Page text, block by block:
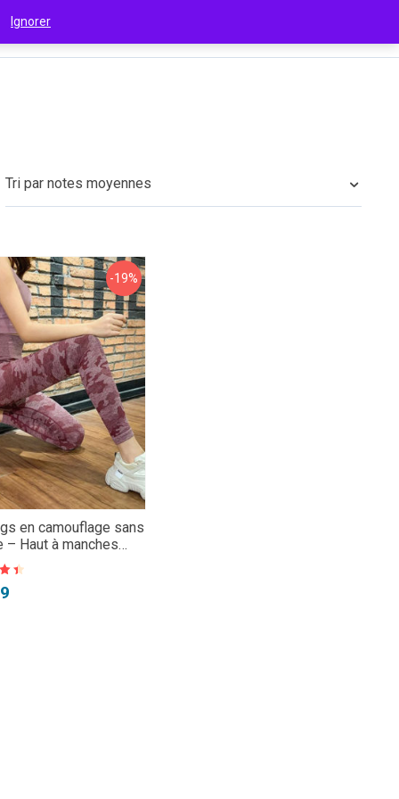
Tri par notes moyennes
-19%
en camouflage sans
– Haut à manches
Ignorer